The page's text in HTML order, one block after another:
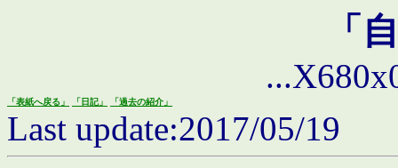
「
「表紙へ戻る」 「日記」 「過去の紹介」
Last update:2017/05/19